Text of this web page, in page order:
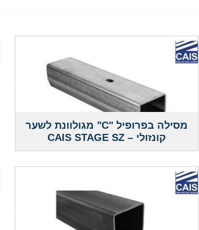
מסילה בפרופיל "C" מגולוונת לשער
קונזולי – CAIS STAGE SZ